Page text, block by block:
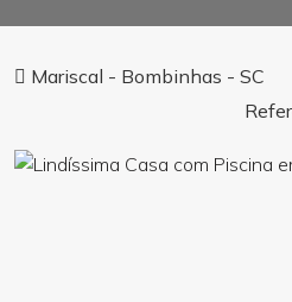
Mariscal - Bombinhas - SC